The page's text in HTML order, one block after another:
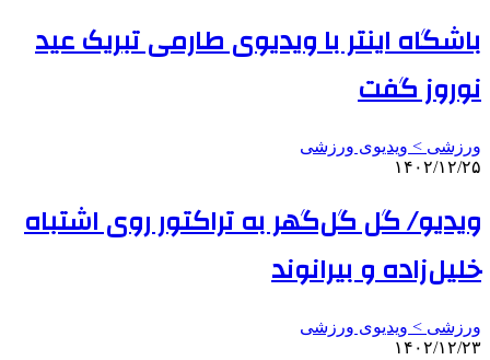
باشگاه اینتر با ویدیوی طارمی تبریک عید
نوروز گفت
ورزشی > ویدیوی ورزشی
۱۴۰۲/۱۲/۲۵
ویدیو/ گل گل‌گهر به تراکتور روی اشتباه
خلیل‌زاده و بیرانوند
ورزشی > ویدیوی ورزشی
۱۴۰۲/۱۲/۲۳